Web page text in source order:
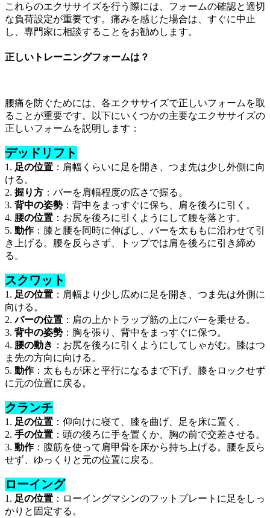
これらのエクササイズを行う際には、フォームの確認と適切
な負荷設定が重要です。痛みを感じた場合は、すぐに中止
し、専門家に相談することをお勧めします。
正しいトレーニングフォームは？
腰痛を防ぐためには、各エクササイズで正しいフォームを取
ることが重要です。以下にいくつかの主要なエクササイズの
正しいフォームを説明します：
デッドリフト
1. 足の位置 ：肩幅くらいに足を開き、つま先は少し外側に向
ける。
2. 握り方 ：バーを肩幅程度の広さで握る。
3. 背中の姿勢 ：背中をまっすぐに保ち、肩を後ろに引く。
4. 腰の位置 ：お尻を後ろに引くようにして腰を落とす。
5. 動作：膝と腰を同時に伸ばし、バーを太ももに沿わせて引
き上げる。腰を反らさず、トップでは肩を後ろに引き締め
る。
スクワット
1. 足の位置 ：肩幅より少し広めに足を開き、つま先は外側に
向ける。
2.バーの位置 ：肩の上かトラップ筋の上にバーを乗せる。
3. 背中の姿勢 ：胸を張り、背中をまっすぐに保つ。
4. 腰の動き ：お尻を後ろに引くようにしてしゃがむ。膝はつ
ま先の方向に向ける。
5. 動作：太ももが床と平行になるまで下げ、膝をロックせず
に元の位置に戻る。
クランチ
1. 足の位置 ：仰向けに寝て、膝を曲げ、足を床に置く。
2. 手の位置 ：頭の後ろに手を置くか、胸の前で交差させる。
3. 動作：腹筋を使って肩甲骨を床から持ち上げる。腰を反ら
せず、ゆっくりと元の位置に戻る。
ローイング
1. 足の位置 ：ローイングマシンのフットプレートに足をしっ
かりと固定する。